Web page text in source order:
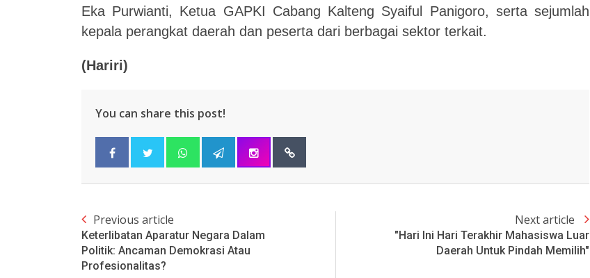
Eka Purwianti, Ketua GAPKI Cabang Kalteng Syaiful Panigoro, serta sejumlah
kepala perangkat daerah dan peserta dari berbagai sektor terkait.
(Hariri)
You can share this post!
Previous article
Keterlibatan Aparatur Negara Dalam
Politik: Ancaman Demokrasi Atau
Profesionalitas?
Next article
"Hari Ini Hari Terakhir Mahasiswa Luar
Daerah Untuk Pindah Memilih"